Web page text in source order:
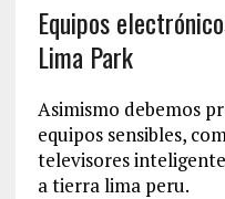
Equipos
Lima Park
Asimismo debemos
equipos sensibles,
televisores
a tierra lima peru.